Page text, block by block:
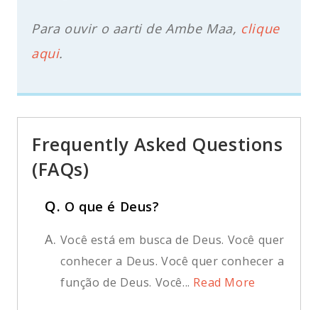
Para ouvir o aarti de Ambe Maa, clique
aqui.
Frequently Asked Questions
(FAQs)
Q. O que é Deus?
A. Você está em busca de Deus. Você quer
conhecer a Deus. Você quer conhecer a
função de Deus. Você... Read More